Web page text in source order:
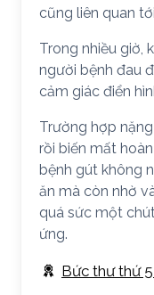
cũng liên quan
Trong nhiều giờ,
người bệnh đau
cảm giác điển
Trường hợp
rồi biến mất
bệnh gút không
ăn mà còn nhờ
quá sức một
ứng.
Bức thư thứ